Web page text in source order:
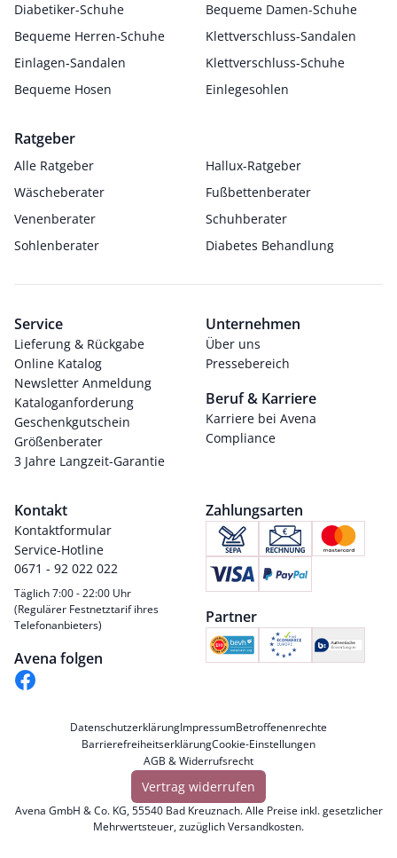
Diabetiker-Schuhe
Bequeme Damen-Schuhe
Bequeme Herren-Schuhe
Klettverschluss-Sandalen
Einlagen-Sandalen
Klettverschluss-Schuhe
Bequeme Hosen
Einlegesohlen
Ratgeber
Alle Ratgeber
Hallux-Ratgeber
Wäscheberater
Fußbettenberater
Venenberater
Schuhberater
Sohlenberater
Diabetes Behandlung
Service
Lieferung & Rückgabe
Online Katalog
Newsletter Anmeldung
Kataloganforderung
Geschenkgutschein
Größenberater
3 Jahre Langzeit-Garantie
Unternehmen
Über uns
Pressebereich
Beruf & Karriere
Karriere bei Avena
Compliance
Kontakt
Kontaktformular
Service-Hotline
0671 - 92 022 022
Täglich 7:00 - 22:00 Uhr
(Regulärer Festnetztarif ihres
Telefonanbieters)
Avena folgen
Zahlungsarten
Partner
DatenschutzerklärungImpressumBetroffenenrechte
BarrierefreiheitserklärungCookie-Einstellungen
AGB & Widerrufsrecht
Vertrag widerrufen
Avena GmbH & Co. KG, 55540 Bad Kreuznach. Alle Preise inkl. gesetzlicher
Mehrwertsteuer, zuzüglichVersandkosten.